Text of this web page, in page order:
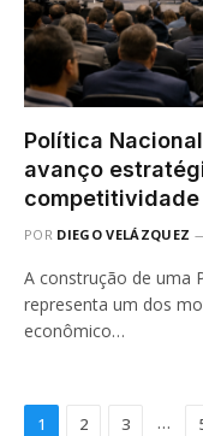
Política
avanço
competitividade
POR DIEGO VELÁZQUEZ
A construção de uma
representa um dos
econômico…
1 2 3 …